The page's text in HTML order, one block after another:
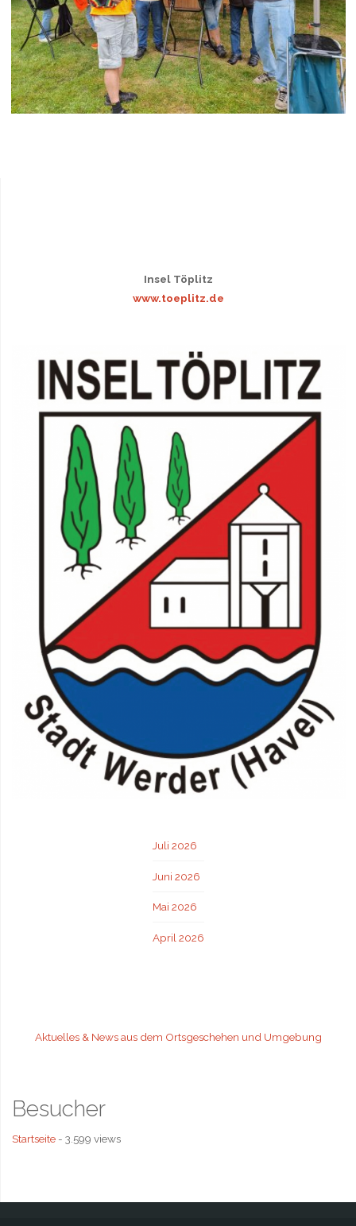
Insel Töplitz
www.toeplitz.de
Juli 2026
Juni 2026
Mai 2026
April 2026
Aktuelles & News aus dem Ortsgeschehen und Umgebung
Besucher
Startseite- 3.599 views